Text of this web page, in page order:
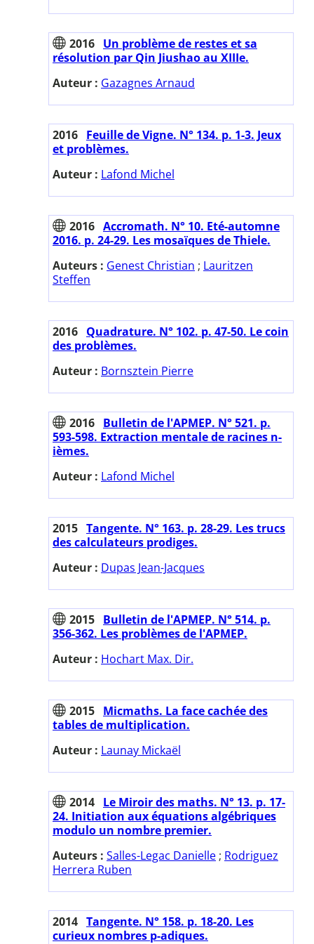
2016 Un problème de restes et sa
résolution par Qin Jiushao au XIIIe.
Auteur : Gazagnes Arnaud
2016 Feuille de Vigne. N° 134. p. 1-3. Jeux
et problèmes.
Auteur : Lafond Michel
2016 Accromath. N° 10. Eté-automne
2016. p. 24-29. Les mosaïques de Thiele.
Auteurs : Genest Christian ; Lauritzen
Steffen
2016 Quadrature. N° 102. p. 47-50. Le coin
des problèmes.
Auteur : Bornsztein Pierre
2016 Bulletin de l'APMEP. N° 521. p.
593-598. Extraction mentale de racines n-
ièmes.
Auteur : Lafond Michel
2015 Tangente. N° 163. p. 28-29. Les trucs
des calculateurs prodiges.
Auteur : Dupas Jean-Jacques
2015 Bulletin de l'APMEP. N° 514. p.
356-362. Les problèmes de l'APMEP.
Auteur : Hochart Max. Dir.
2015 Micmaths. La face cachée des
tables de multiplication.
Auteur : Launay Mickaël
2014 Le Miroir des maths. N° 13. p. 17-
24. Initiation aux équations algébriques
modulo un nombre premier.
Auteurs : Salles-Legac Danielle ; Rodriguez
Herrera Ruben
2014 Tangente. N° 158. p. 18-20. Les
curieux nombres p-adiques.